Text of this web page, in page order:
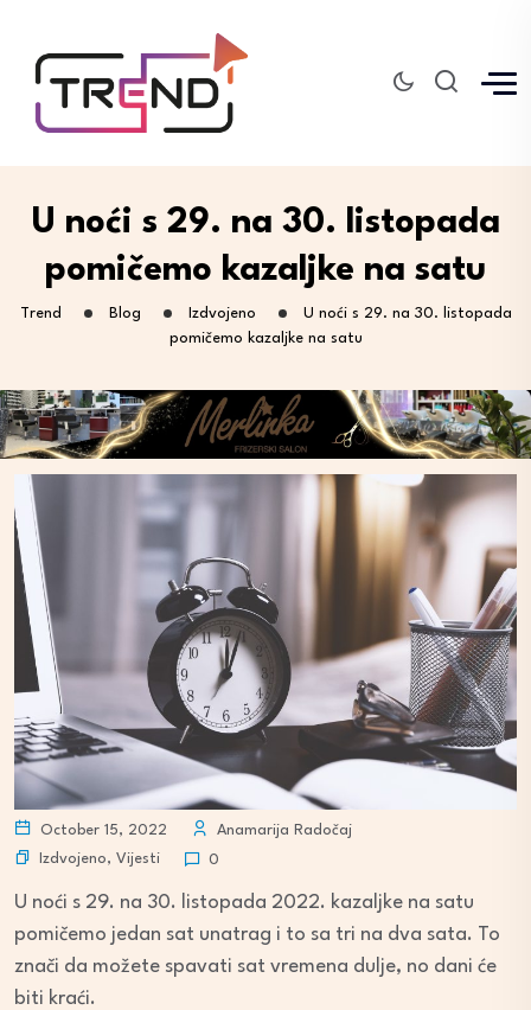
U noći s 29. na 30. listopada
pomičemo kazaljke na satu
Trend Blog Izdvojeno
U noći s 29. na 30. listopada
pomičemo kazaljke na satu
October 15, 2022
Anamarija Radočaj
Izdvojeno, Vijesti 0
U noći s 29. na 30. listopada 2022. kazaljke na satu
pomičemo jedan sat unatrag i to sa tri na dva sata. To
znači da možete spavati sat vremena dulje, no dani će
biti kraći.